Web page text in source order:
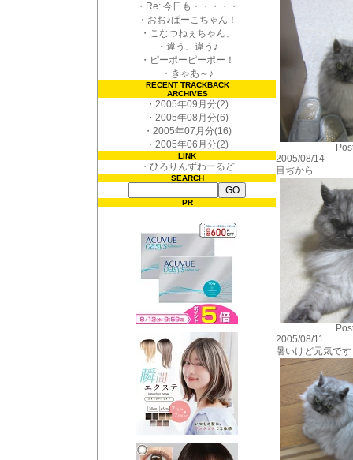
・ Re: 今日も・・・・・
・ おお♪ぱーこちゃん！
・ こなつねぇちゃん、
・ 違う、違う♪
・ ピーポーピーポー！
・ きゃあ～♪
RECENT TRACKBACK
ARCHIVES
・ 2005年09月分(2)
・ 2005年08月分(6)
・ 2005年07月分(16)
・ 2005年06月分(2)
LINK
・ ひろりんずわーるど
SEARCH
PR
2005/08/14
目ぢから
2005/08/11
暑いけど元気で